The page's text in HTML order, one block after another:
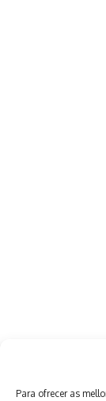
Para ofrecer as